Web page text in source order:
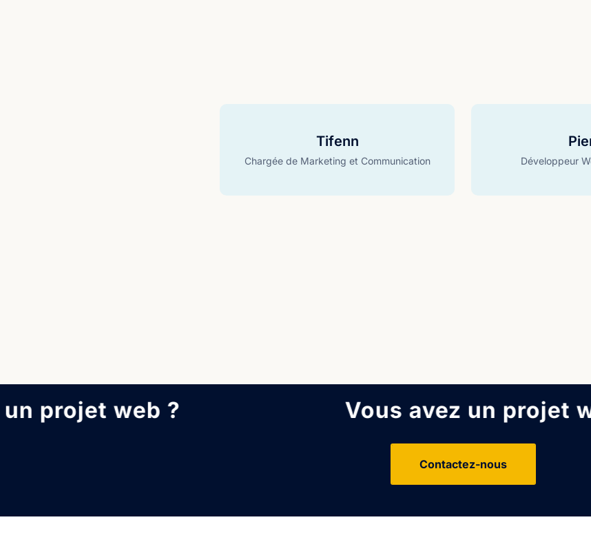
Tifenn
Chargée de Marketing et Communication Développeur
projet web ? Vous avez un projet
Contactez-nous